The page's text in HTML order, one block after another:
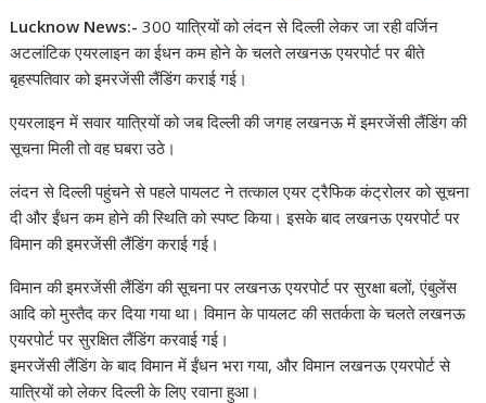
at
s
A
p
p
e
b
o
o
k
e
gr
a
k
e
dI
er
st
d
t
a
c
at
p
Li
k
Lucknow News:- 300 यात्रियों को लंदन से दिल्ली लेकर जा रही वर्जिन
अटलांटिक एयरलाइन का ईधन कम होने के चलते लखनऊ एयरपोर्ट पर बीते
बृहस्पतिवार को इमरजेंसी लैंडिंग कराई गई।
एयरलाइन में सवार यात्रियों को जब दिल्ली की जगह लखनऊ में इमरजेंसी लैंडिंग की
सूचना मिली तो वह घबरा उठे।
लंदन से दिल्ली पहुंचने से पहले पायलट ने तत्काल एयर ट्रैफिक कंट्रोलर को सूचना
दी और ईंधन कम होने की स्थिति को स्पष्ट किया। इसके बाद लखनऊ एयरपोर्ट पर
विमान की इमरजेंसी लैंडिंग कराई गई।
विमान की इमरजेंसी लैंडिंग की सूचना पर लखनऊ एयरपोर्ट पर सुरक्षा बलों, एंबुलेंस
आदि को मुस्तैद कर दिया गया था। विमान के पायलट की सतर्कता के चलते लखनऊ
एयरपोर्ट पर सुरक्षित लैंडिंग करवाई गई।
इमरजेंसी लैंडिंग के बाद विमान में ईंधन भरा गया, और विमान लखनऊ एयरपोर्ट से
यात्रियों को लेकर दिल्ली के लिए रवाना हुआ।